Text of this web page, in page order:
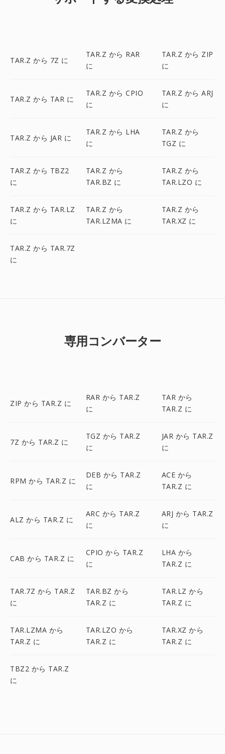
TAR.Z から 7Z に
TAR.Z から RAR
に
TAR.Z から ZIP
に
TAR.Z から TAR に
TAR.Z から CPIO
に
TAR.Z から ARJ
に
TAR.Z から JAR に
TAR.Z から LHA
に
TAR.Z から
TGZ に
TAR.Z から TBZ2
に
TAR.Z から
TAR.BZ に
TAR.Z から
TAR.LZO に
TAR.Z から TAR.LZ
に
TAR.Z から
TAR.LZMA に
TAR.Z から
TAR.XZ に
TAR.Z から TAR.7Z
に
専用コンバーター
ZIP から TAR.Z に
RAR から TAR.Z
に
TAR から
TAR.Z に
7Z から TAR.Z に
TGZ から TAR.Z
に
JAR から TAR.Z
に
RPM から TAR.Z に
DEB から TAR.Z
に
ACE から
TAR.Z に
ALZ から TAR.Z に
ARC から TAR.Z
に
ARJ から TAR.Z
に
CAB から TAR.Z に
CPIO から TAR.Z
に
LHA から
TAR.Z に
TAR.7Z から TAR.Z
に
TAR.BZ から
TAR.Z に
TAR.LZ から
TAR.Z に
TAR.LZMA から
TAR.Z に
TAR.LZO から
TAR.Z に
TAR.XZ から
TAR.Z に
TBZ2 から TAR.Z
に